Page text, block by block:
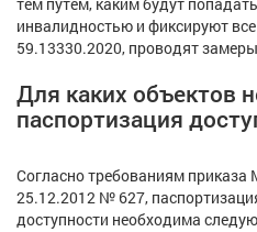
инвалидностью и фиксируют
59.13330.2020, проводят
Для каких объектов
паспортизация
Согласно требованиям приказа
25.12.2012 № 627,
доступности необходима